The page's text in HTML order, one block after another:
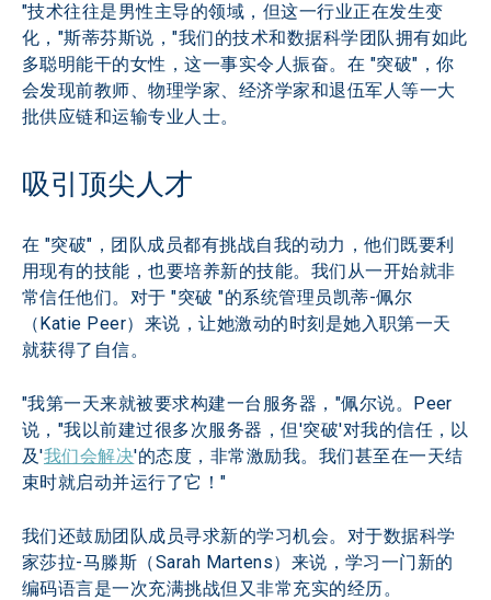
"技术往往是男性主导的领域，但这一行业正在发生变
化，"斯蒂芬斯说，"我们的技术和数据科学团队拥有如此
多聪明能干的女性，这一事实令人振奋。在 "突破"，你
会发现前教师、物理学家、经济学家和退伍军人等一大
批供应链和运输专业人士。
吸引顶尖人才
在 "突破"，团队成员都有挑战自我的动力，他们既要利
用现有的技能，也要培养新的技能。我们从一开始就非
常信任他们。对于 "突破 "的系统管理员凯蒂-佩尔
（Katie Peer）来说，让她激动的时刻是她入职第一天
就获得了自信。
"我第一天来就被要求构建一台服务器，"佩尔说。Peer
说，"我以前建过很多次服务器，但'突破'对我的信任，以
及'我们会解决'的态度，非常激励我。我们甚至在一天结
束时就启动并运行了它！"
我们还鼓励团队成员寻求新的学习机会。对于数据科学
家莎拉-马滕斯（Sarah Martens）来说，学习一门新的
编码语言是一次充满挑战但又非常充实的经历。